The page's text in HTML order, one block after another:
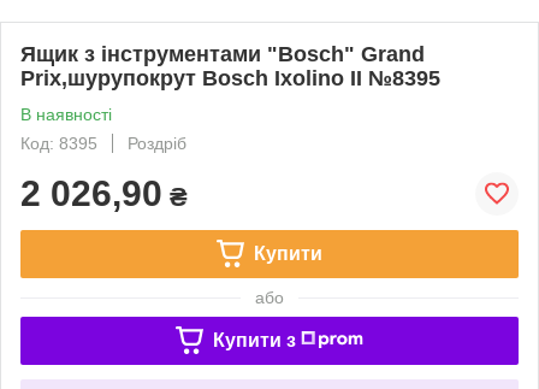
Ящик з інструментами "Bosch" Grand
Prix,шурупокрут Bosch Ixolino II №8395
В наявності
Код: 8395
Роздріб
2 026,90 ₴
Купити
або
Купити з